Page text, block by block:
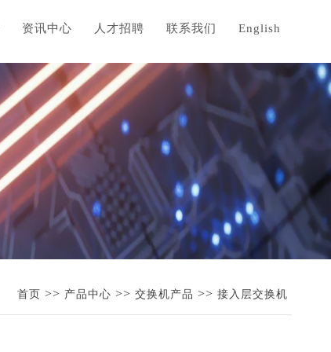
资讯中心 人才招聘 联系我们 English
首页 >> 产品中心 >> 交换机产品 >> 接入层交换机